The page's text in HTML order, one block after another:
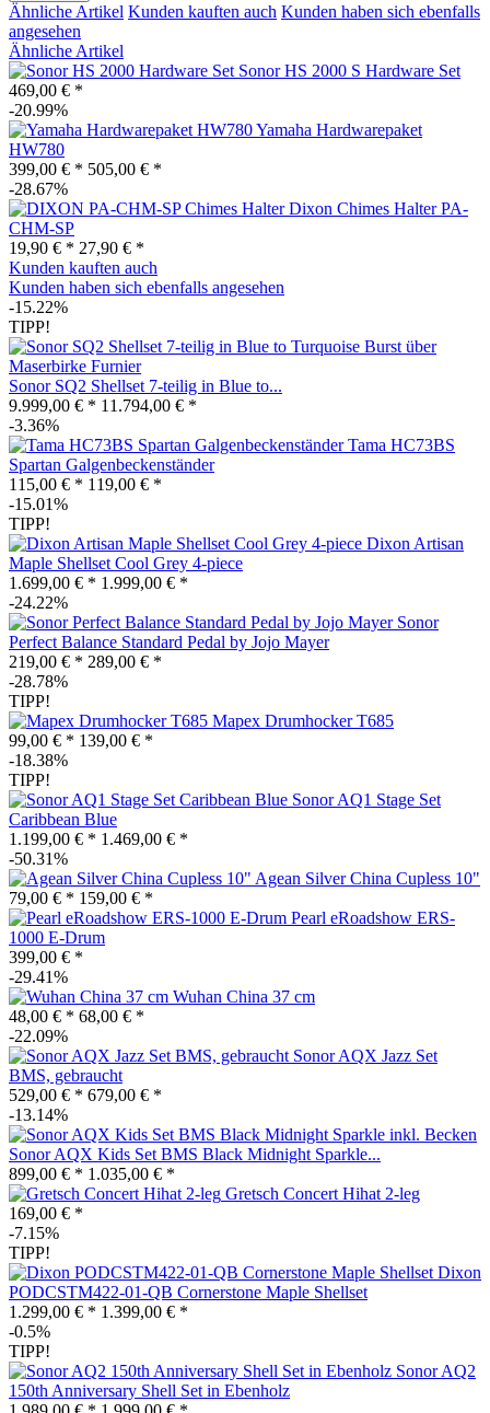
Ähnliche Artikel Kunden kauften auch Kunden haben sich ebenfalls
angesehen
Ähnliche Artikel
Sonor HS 2000 S Hardware Set
469,00 € *
-20.99%
Yamaha Hardwarepaket
HW780
399,00 € * 505,00 € *
-28.67%
Dixon Chimes Halter PA-
CHM-SP
19,90 € * 27,90 € *
Kunden kauften auch
Kunden haben sich ebenfalls angesehen
-15.22%
TIPP!
Sonor SQ2 Shellset 7-teilig in Blue to...
9.999,00 € * 11.794,00 € *
-3.36%
Tama HC73BS
Spartan Galgenbeckenständer
115,00 € * 119,00 € *
-15.01%
TIPP!
Dixon Artisan
Maple Shellset Cool Grey 4-piece
1.699,00 € * 1.999,00 € *
-24.22%
Sonor
Perfect Balance Standard Pedal by Jojo Mayer
219,00 € * 289,00 € *
-28.78%
TIPP!
Mapex Drumhocker T685
99,00 € * 139,00 € *
-18.38%
TIPP!
Sonor AQ1 Stage Set
Caribbean Blue
1.199,00 € * 1.469,00 € *
-50.31%
Agean Silver China Cupless 10"
79,00 € * 159,00 € *
Pearl eRoadshow ERS-
1000 E-Drum
399,00 € *
-29.41%
Wuhan China 37 cm
48,00 € * 68,00 € *
-22.09%
Sonor AQX Jazz Set
BMS, gebraucht
529,00 € * 679,00 € *
-13.14%
Sonor AQX Kids Set BMS Black Midnight Sparkle...
899,00 € * 1.035,00 € *
Gretsch Concert Hihat 2-leg
169,00 € *
-7.15%
TIPP!
Dixon
PODCSTM422-01-QB Cornerstone Maple Shellset
1.299,00 € * 1.399,00 € *
-0.5%
TIPP!
Sonor AQ2
150th Anniversary Shell Set in Ebenholz